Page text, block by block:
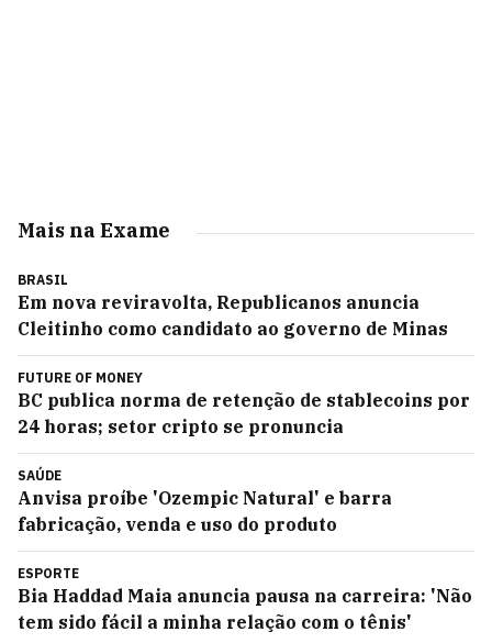
Mais na Exame
BRASIL
Em nova reviravolta, Republicanos anuncia
Cleitinho como candidato ao governo de Minas
FUTURE OF MONEY
BC publica norma de retenção de stablecoins por
24 horas; setor cripto se pronuncia
SAÚDE
Anvisa proíbe 'Ozempic Natural' e barra
fabricação, venda e uso do produto
ESPORTE
Bia Haddad Maia anuncia pausa na carreira: 'Não
tem sido fácil a minha relação com o tênis'